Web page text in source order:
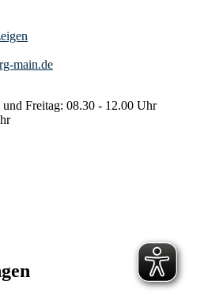
main.de
Freitag: 08.30 - 12.00 Uhr